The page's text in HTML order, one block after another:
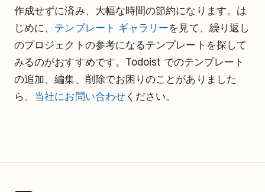
作成せずに済み、大幅な時間の節約になります。は
じめに、 テンプレート ギャラリーを見て、繰り返し
のプロジェクトの参考になるテンプレートを探して
みるのがおすすめです。Todoist でのテンプレート
の追加、編集、削除でお困りのことがありました
ら、 当社にお問い合わせください。